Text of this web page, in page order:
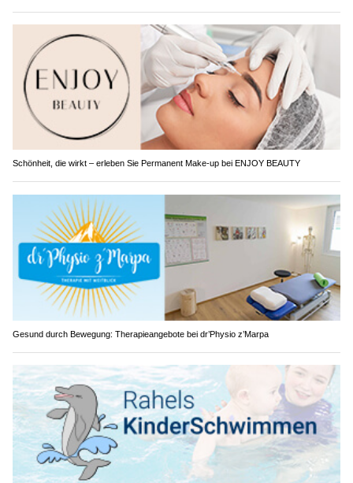
Schönheit, die wirkt – erleben Sie Permanent Make-up bei ENJOY BEAUTY
Gesund durch Bewegung: Therapieangebote bei dr’Physio z’Marpa